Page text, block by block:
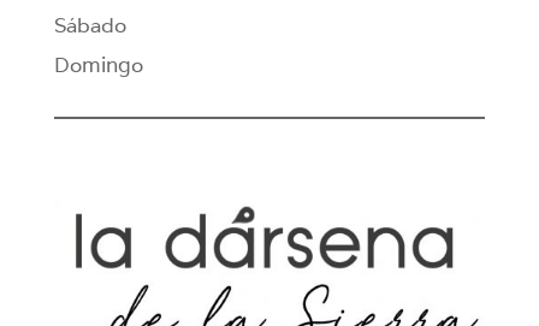
Sábado
Domingo